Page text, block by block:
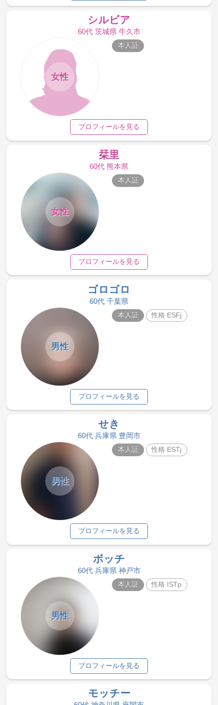
シルビア
60代 茨城県 牛久市
女性
本人証
プロフィールを見る
栞里
60代 熊本県
女性
本人証
プロフィールを見る
ゴロゴロ
60代 千葉県
男性
本人証 性格 ESFj
プロフィールを見る
せき
60代 兵庫県 豊岡市
男性
本人証 性格 ESTj
プロフィールを見る
ボッチ
60代 兵庫県 神戸市
男性
本人証 性格 ISTp
プロフィールを見る
モッチー